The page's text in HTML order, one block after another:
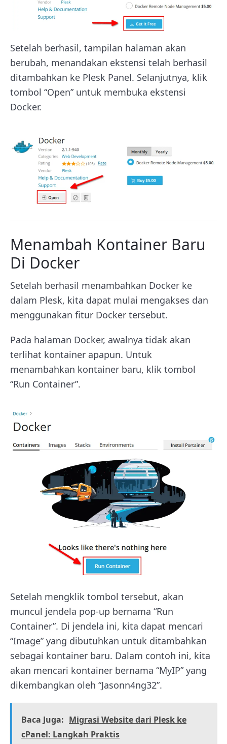
Setelah berhasil, tampilan halaman akan
berubah, menandakan ekstensi telah berhasil
ditambahkan ke Plesk Panel. Selanjutnya, klik
tombol “Open” untuk membuka ekstensi
Docker.
Menambah Kontainer Baru
Di Docker
Setelah berhasil menambahkan Docker ke
dalam Plesk, kita dapat mulai mengakses dan
menggunakan fitur Docker tersebut.
Pada halaman Docker, awalnya tidak akan
terlihat kontainer apapun. Untuk
menambahkan kontainer baru, klik tombol
“Run Container”.
Setelah mengklik tombol tersebut, akan
muncul jendela pop-up bernama “Run
Container”. Di jendela ini, kita dapat mencari
“Image” yang dibutuhkan untuk ditambahkan
sebagai kontainer baru. Dalam contoh ini, kita
akan mencari kontainer bernama “MyIP” yang
dikembangkan oleh “Jasonn4ng32”.
Baca Juga: Migrasi Website dari Plesk ke
cPanel: Langkah Praktis